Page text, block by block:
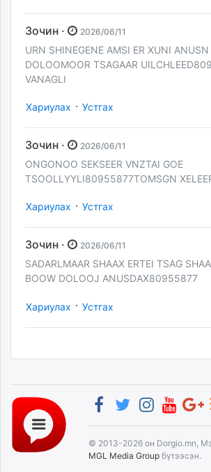
Зочин · 2026/06/11
URN SHINEGENE AMSI ER XUNI
DOLOOMOOR TSAGAAR
VANAGLI
Хариулах · Устгах
Зочин · 2026/06/11
ONGONOO SEKSEER VNZTAI GOE
TSOOLLYYLI80955877TOMSGN
Хариулах · Устгах
Зочин · 2026/06/11
SADARLMAAR SHAAX ERTEI TSAG
BOOW DOLOOJ ANUSDAX80955877
Хариулах · Устгах
© 2013-2026 он Dorgio.mn,
MGL Media Group бүтээсэн.